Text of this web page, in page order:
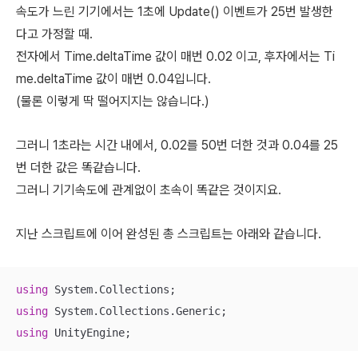
속도가 느린 기기에서는 1초에 Update() 이벤트가 25번 발생한
다고 가정할 때.
전자에서 Time.deltaTime 값이 매번 0.02 이고, 후자에서는 Ti
me.deltaTime 값이 매번 0.04입니다.
(물론 이렇게 딱 떨어지지는 않습니다.)
그러니 1초라는 시간 내에서, 0.02를 50번 더한 것과 0.04를 25
번 더한 값은 똑같습니다.
그러니 기기속도에 관계없이 초속이 똑같은 것이지요.
지난 스크립트에 이어 완성된 총 스크립트는 아래와 같습니다.
using
using
using UnityEngine;